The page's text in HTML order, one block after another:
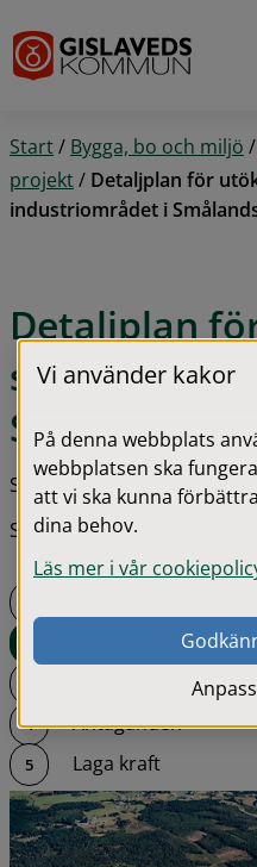
Start/ Bygga, bo och miljö /
projekt/ Detaljplan för
industriområdet i
Detaljplan
södra
Senast uppdaterad 26 maj
Steg i processen:
Antaganden
Laga kraft
Vi använder kakor
På denna webbplats
webbplatsen ska
att vi ska kunna
dina behov.
Läs mer i vår